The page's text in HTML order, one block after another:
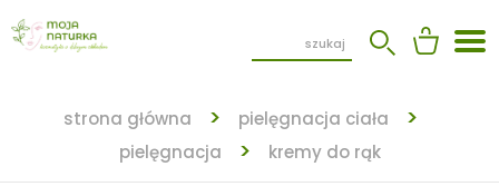
strona główna
pielęgnacja ciała
pielęgnacja
kremy do rąk